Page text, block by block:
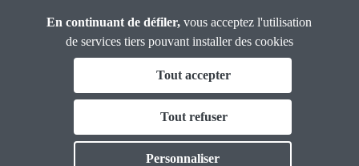
Union
Retraité·es
Communiqué de presse de l'UCR : Des
pensions, pas des canons !
En continuant de défiler, vous acceptez l'utilisation
de services tiers pouvant installer des cookies
Tout accepter
Tout refuser
Personnaliser